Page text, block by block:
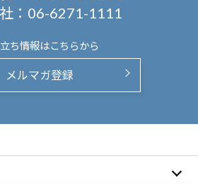
： 06-6271-1111
ち情報はこちらから
メルマガ登録